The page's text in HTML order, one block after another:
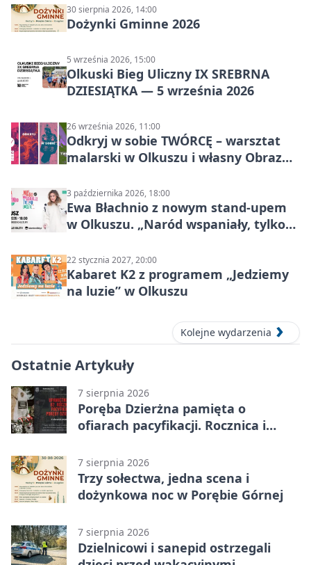
30 sierpnia 2026, 14:00
Dożynki Gminne 2026
5 września 2026, 15:00
Olkuski Bieg Uliczny IX SREBRNA
DZIESIĄTKA — 5 września 2026
26 września 2026, 11:00
Odkryj w sobie TWÓRCĘ – warsztat
malarski w Olkuszu i własny Obraz
3 października 2026, 18:00
Ewa Błachnio z nowym stand-upem
w Olkuszu. „Naród wspaniały, tylko
22 stycznia 2027, 20:00
Kabaret K2 z programem „Jedziemy
na luzie” w Olkuszu
Kolejne wydarzenia
Ostatnie Artykuły
7 sierpnia 2026
Poręba Dzierżna pamięta o
ofiarach pacyfikacji. Rocznica i
7 sierpnia 2026
Trzy sołectwa, jedna scena i
dożynkowa noc w Porębie Górnej
7 sierpnia 2026
Dzielnicowi i sanepid ostrzegali